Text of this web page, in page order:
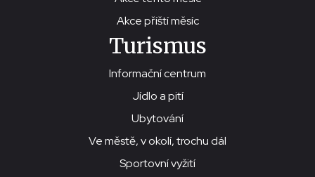
Akce příští měsíc
Turismus
Informační centrum
Jídlo a pití
Ubytování
Ve městě, v okolí, trochu dál
Sportovní vyžití